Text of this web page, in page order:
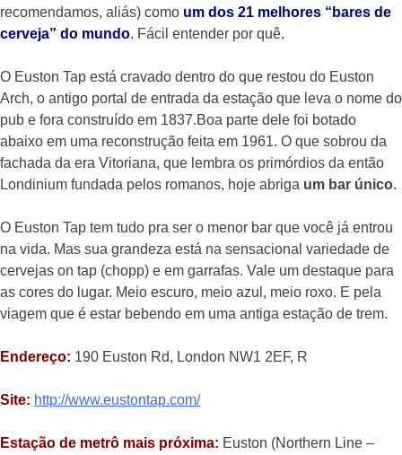
recomendamos, aliás) como um dos 21 melhores “bares de
cerveja” do mundo. Fácil entender por quê.
O Euston Tap está cravado dentro do que restou do Euston
Arch, o antigo portal de entrada da estação que leva o nome do
pub e fora construído em 1837.Boa parte dele foi botado
abaixo em uma reconstrução feita em 1961. O que sobrou da
fachada da era Vitoriana, que lembra os primórdios da então
Londinium fundada pelos romanos, hoje abriga um bar único.
O Euston Tap tem tudo pra ser o menor bar que você já entrou
na vida. Mas sua grandeza está na sensacional variedade de
cervejas on tap (chopp) e em garrafas. Vale um destaque para
as cores do lugar. Meio escuro, meio azul, meio roxo. E pela
viagem que é estar bebendo em uma antiga estação de trem.
Endereço: 190 Euston Rd, London NW1 2EF, R
Site: http://www.eustontap.com/
Estação de metrô mais próxima: Euston (Northern Line –